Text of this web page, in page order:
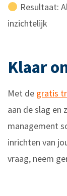
Resultaat:
inzichtelijk
Klaar
Met de gratis
aan de slag en
management
inrichten van
vraag, neem